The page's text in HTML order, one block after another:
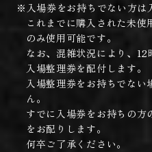
※入場券をお持ちでない方は
これまでに購入された未
のみ使用可能です。
なお、混雑状況により、
入場整理券を配付します。
入場整理券をお持ちでな
ん。
すでに入場券をお持ちの方
をお配りします。
何卒ご了承ください。